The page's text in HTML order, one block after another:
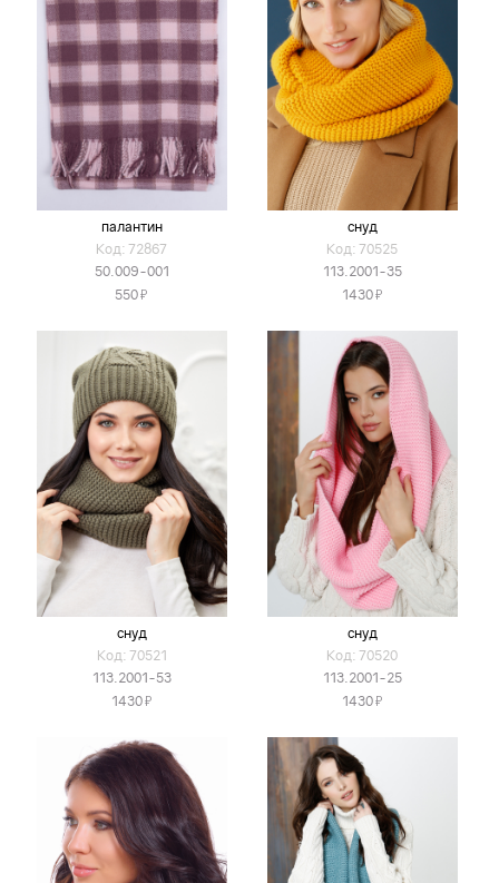
палантин
Код: 72867
50.009-001
550Я
снуд
Код: 70525
113.2001-35
1430Я
снуд
Код: 70521
113.2001-53
1430Я
снуд
Код: 70520
113.2001-25
1430Я